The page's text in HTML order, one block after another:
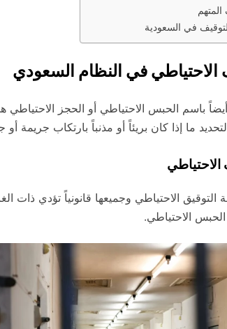
في السعودية
الاحتياطي في النظام السعودي
باسم الحبس الاحتياطي أو الحجز
ما إذا كان بريئاً أو مذنباً بارتكاب جريمة أو
التوقيق الاحتياطي وجميعها قانونياً تؤدي
الاحتياطي.